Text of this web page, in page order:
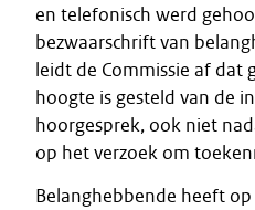
en telefonisch werd
bezwaarschrift van
leidt de Commissie af dat
hoogte is gesteld van de
hoorgesprek, ook niet
op het verzoek om
Belanghebbende heeft